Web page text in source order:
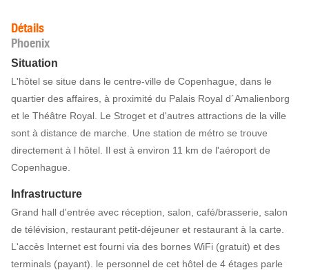
Détails
Phoenix
Situation
L'hôtel se situe dans le centre-ville de Copenhague, dans le
quartier des affaires, à proximité du Palais Royal d´Amalienborg
et le Théâtre Royal. Le Stroget et d'autres attractions de la ville
sont à distance de marche. Une station de métro se trouve
directement à l hôtel. Il est à environ 11 km de l'aéroport de
Copenhague.
Infrastructure
Grand hall d'entrée avec réception, salon, café/brasserie, salon
de télévision, restaurant petit-déjeuner et restaurant à la carte.
L'accès Internet est fourni via des bornes WiFi (gratuit) et des
terminals (payant). le personnel de cet hôtel de 4 étages parle